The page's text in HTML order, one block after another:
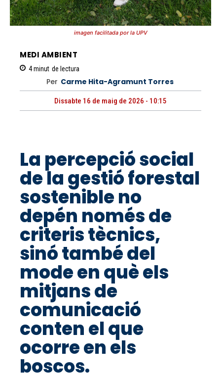
imagen facilitada por la UPV
MEDI AMBIENT
4minut de lectura
Per Carme Hita-Agramunt Torres
Dissabte 16 de maig de 2026 - 10:15
La percepció social
de la gestió forestal
sostenible no
depén només de
criteris tècnics,
sinó també del
mode en què els
mitjans de
comunicació
conten el que
ocorre en els
boscos.